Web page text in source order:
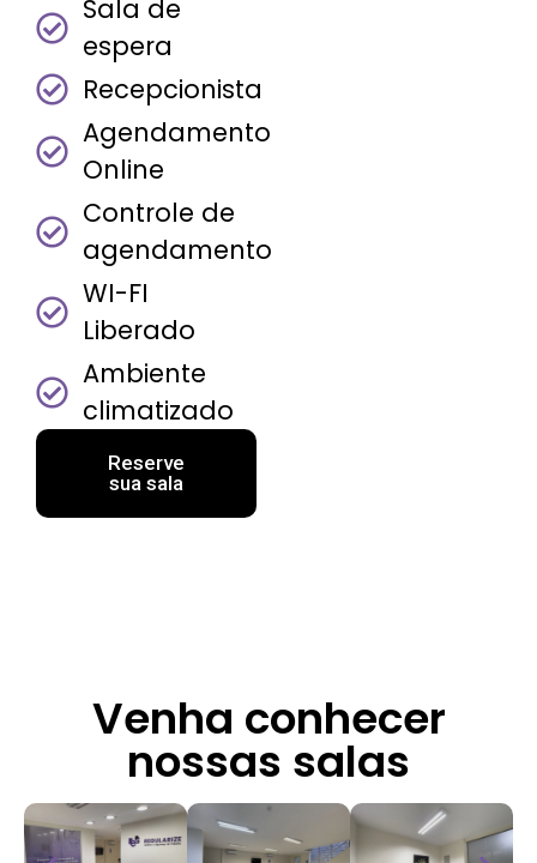
Sala de
espera
Recepcionista
Agendamento
Online
Controle de
agendamento
WI-FI
Liberado
Ambiente
climatizado
Reserve
sua sala
Venha conhecer
nossas salas